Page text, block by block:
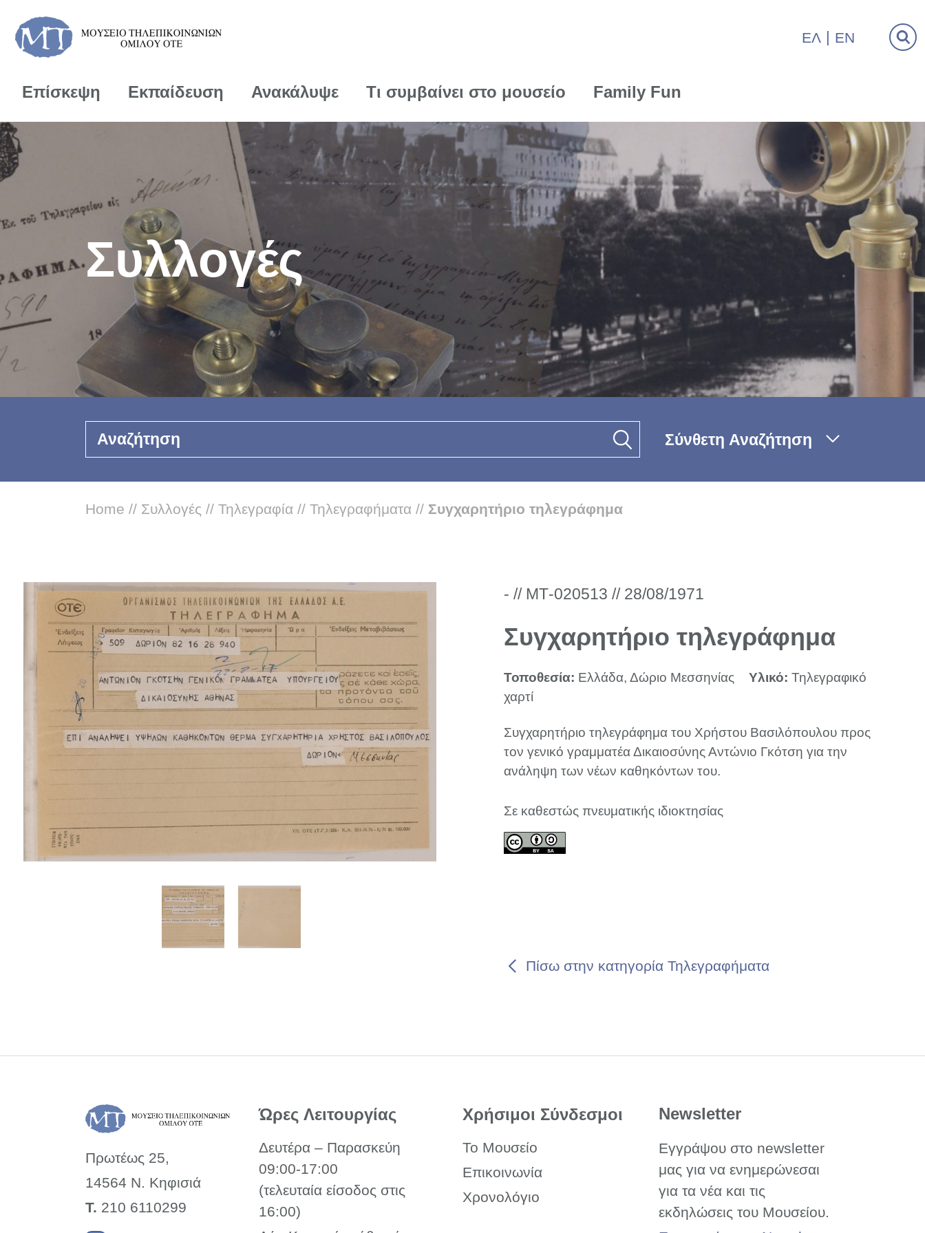
ΕΛ EN
Επίσκεψη Εκπαίδευση Ανακάλυψε Τι συμβαίνει στο μουσείο Family Fun
Συλλογές
Αναζήτηση Σύνθετη Αναζήτηση
Home // Συλλογές // Τηλεγραφία // Τηλεγραφήματα // Συγχαρητήριο τηλεγράφημα
Πίσω στην κατηγορία Τηλεγραφήματα
- // ΜΤ-020513 // 28/08/1971
Συγχαρητήριο τηλεγράφημα
Τοποθεσία: Ελλάδα, Δώριο Μεσσηνίας Υλικό: Τηλεγραφικό
χαρτί
Συγχαρητήριο τηλεγράφημα του Χρήστου Βασιλόπουλου προς
τον γενικό γραμματέα Δικαιοσύνης Αντώνιο Γκότση για την
ανάληψη των νέων καθηκόντων του.
Σε καθεστώς πνευματικής ιδιοκτησίας
Πρωτέως 25,
14564 Ν. Κηφισιά
Τ. 210 6110299
Ώρες Λειτουργίας
Δευτέρα – Παρασκεύη
09:00-17:00
(τελευταία είσοδος στις
16:00)
Χρήσιμοι Σύνδεσμοι
Το Μουσείο
Επικοινωνία
Χρονολόγιο
Newsletter
Εγγράψου στο newsletter
μας για να ενημερώνεσαι
για τα νέα και τις
εκδηλώσεις του Μουσείου.